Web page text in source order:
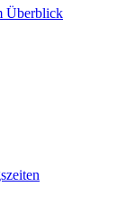
Überblick